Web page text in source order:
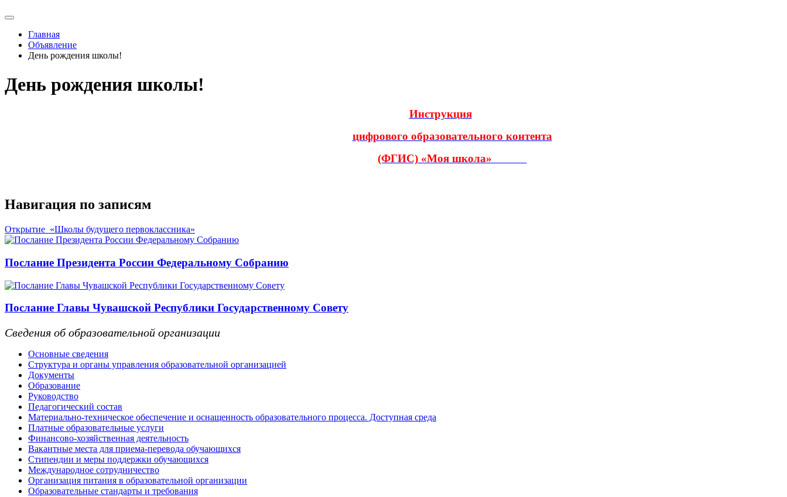
Главная
Объявление
День рождения школы!
День рождения школы!
Инструкция
цифрового образовательного контента
(ФГИС) «Моя школа»
Навигация по записям
Открытие «Школы будущего первоклассника»
Послание Президента России Федеральному Собранию
Послание Главы Чувашской Республики Государственному Совету
Сведения об образовательной организации
Основные сведения
Структура и органы управления образовательной организацией
Документы
Образование
Руководство
Педагогический состав
Материально-техническое обеспечение и оснащенность образовательного процесса. Доступная среда
Платные образовательные услуги
Финансово-хозяйственная деятельность
Вакантные места для приема-перевода обучающихся
Стипендии и меры поддержки обучающихся
Международное сотрудничество
Организация питания в образовательной организации
Образовательные стандарты и требования